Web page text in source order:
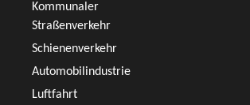
Kommunaler
Straßenverkehr
Schienenverkehr
Automobilindustrie
Luftfahrt